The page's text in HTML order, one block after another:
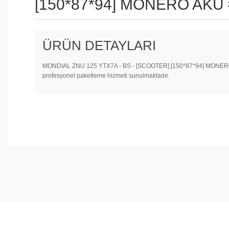
[150*87*94] MONERO AKÜ
ÜRÜN DETAYLARI
MONDIAL ZNU 125 YTX7A - BS - [SCOOTER] [150*87*94]
profesyonel paketleme hizmeti sunulmaktadır.